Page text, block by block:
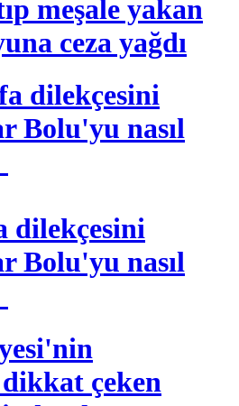
meşale yakan
ceza yağdı
dilekçesini
Bolu'yu nasıl